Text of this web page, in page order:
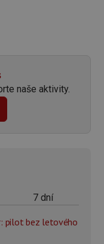
naše aktivity.
7 dní
pilot bez letového